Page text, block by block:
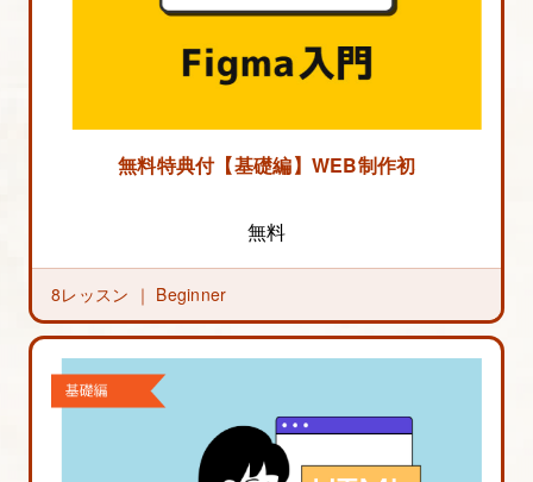
無料特典付【基礎編】WEB制作初心者のため
無料
8レッスン ｜ Beginner